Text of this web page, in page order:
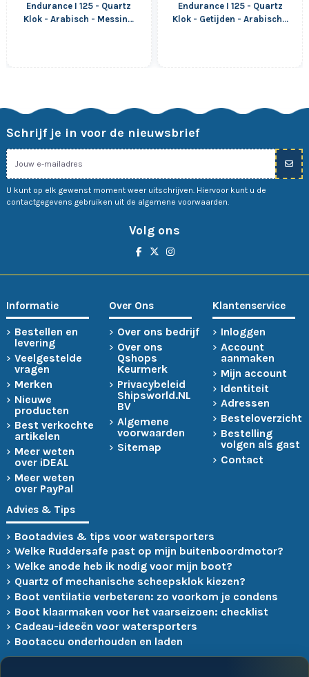
Endurance I 125 - Quartz
Klok - Arabisch - Messing
Endurance I 125 - Quartz
Klok - Getijden - Arabisch -
Schrijf je in voor de nieuwsbrief
U kunt op elk gewenst moment weer uitschrijven. Hiervoor kunt u de
contactgegevens gebruiken uit de algemene voorwaarden.
Volg ons
Informatie
Bestellen en
levering
Veelgestelde
vragen
Merken
Nieuwe
producten
Best verkochte
artikelen
Meer weten
over iDEAL
Meer weten
over PayPal
Over Ons
Over ons bedrijf
Over ons
Qshops
Keurmerk
Privacybeleid
Shipsworld.NL
BV
Algemene
voorwaarden
Sitemap
Klantenservice
Inloggen
Account
aanmaken
Mijn account
Identiteit
Adressen
Besteloverzicht
Bestelling
volgen als gast
Contact
Advies & Tips
Bootadvies & tips voor watersporters
Welke Ruddersafe past op mijn buitenboordmotor?
Welke anode heb ik nodig voor mijn boot?
Quartz of mechanische scheepsklok kiezen?
Boot ventilatie verbeteren: zo voorkom je condens
Boot klaarmaken voor het vaarseizoen: checklist
Cadeau-ideeën voor watersporters
Bootaccu onderhouden en laden